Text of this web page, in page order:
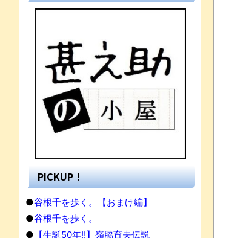
PICKUP！
●谷根千を歩く。【おまけ編】
●谷根千を歩く。
● 【生誕50年!!】嶺脇育夫伝説